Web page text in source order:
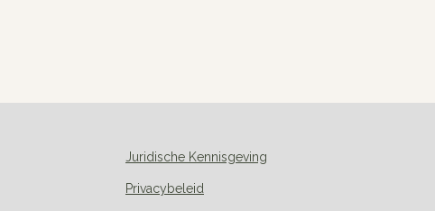
Juridische Kennisgeving
Privacybeleid